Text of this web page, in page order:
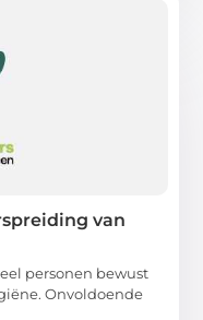
van
personen bewust
Onvoldoende